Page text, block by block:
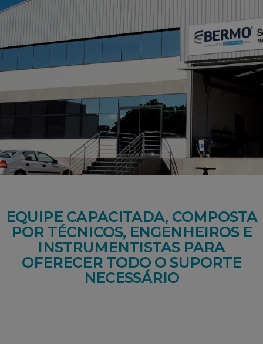
EQUIPE CAPACITADA, COMPOSTA
POR TÉCNICOS, ENGENHEIROSE
INSTRUMENTISTAS PARA
OFERECER TODO O SUPORTE
NECESSÁRIO